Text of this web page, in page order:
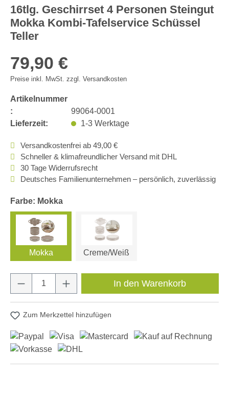
16tlg. Geschirrset 4 Personen Steingut
Mokka Kombi-Tafelservice Schüssel
Teller
79,90 €
Preise inkl. MwSt. zzgl. Versandkosten
Artikelnummer
:
99064-0001
Lieferzeit:
1-3 Werktage
Versandkostenfrei ab 49,00 €
Schneller & klimafreundlicher Versand mit DHL
30 Tage Widerrufsrecht
Deutsches Familienunternehmen – persönlich, zuverlässig
Farbe: Mokka
Mokka Creme/Weiß
Produkt Anzahl: Gib den gewünschten
In den Warenkorb
Zum Merkzettel hinzufügen